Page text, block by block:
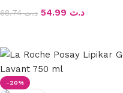
د.ت68.74 د.ت
-20%